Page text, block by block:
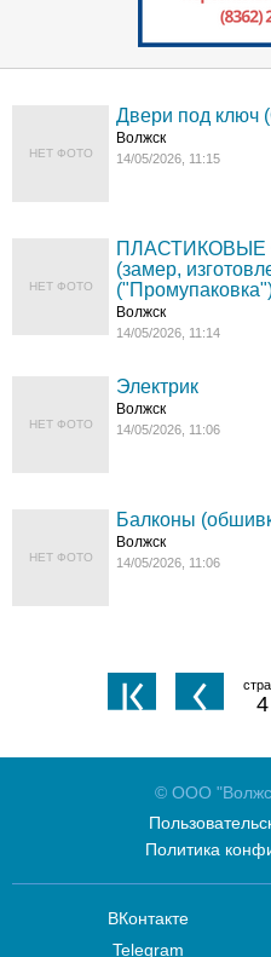
НЕТ ФОТО
Двери под ключ
Волжск
14/05/2026, 11:15
НЕТ ФОТО
ПЛАСТИКОВЫЕ
(замер,
Волжск
14/05/2026, 11:14
НЕТ ФОТО
Электрик
Волжск
14/05/2026, 11:06
НЕТ ФОТО
Балконы
Волжск
14/05/2026, 11:06
4
© ООО
Политика
ВКонтакте
Telegram